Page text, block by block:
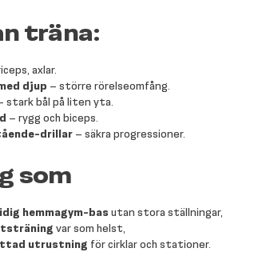
träna:
axlar.
djup – större rörelseomfång.
stark bål på liten yta.
– rygg och biceps.
drillar – säkra progressioner.
som
hemmagym-bas utan stora ställningar,
var som helst,
utrustning för cirklar och stationer.